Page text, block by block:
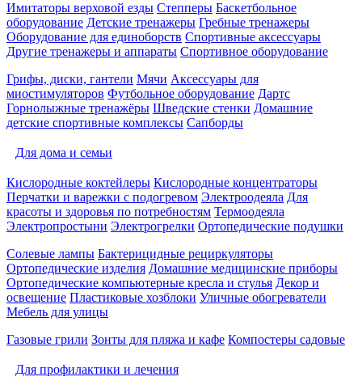
Имитаторы верховой езды Степперы Баскетбольное
оборудование Детские тренажеры Гребные тренажеры
Оборудование для единоборств Спортивные аксессуары
Другие тренажеры и аппараты Спортивное оборудование
Грифы, диски, гантели Мячи Аксессуары для
миостимуляторов Футбольное оборудование Дартс
Горнолыжные тренажёры Шведские стенки Домашние
детские спортивные комплексы Сапборды
Для дома и семьи
Кислородные коктейлеры Кислородные концентраторы
Перчатки и варежки с подогревом Электроодеяла Для
красоты и здоровья по потребностям Термоодеяла
Электропростыни Электрогрелки Ортопедические подушки
Солевые лампы Бактерицидные рециркуляторы
Ортопедические изделия Домашние медицинские приборы
Ортопедические компьютерные кресла и стулья Декор и
освещение Пластиковые хозблоки Уличные обогреватели
Мебель для улицы
Газовые грили Зонты для пляжа и кафе Компостеры садовые
Для профилактики и лечения